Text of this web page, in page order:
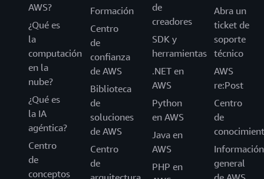
AWS?
¿Qué es
la
computación
en la
nube?
¿Qué es
la IA
agéntica?
Centro
de
conceptos
Formación
Centro
de
confianza
de AWS
Biblioteca
de
soluciones
de AWS
Centro
de
de
creadores
SDK y
herramientas
.NET en
AWS
Python
en AWS
Java en
AWS
PHP en
Abra un
ticket de
soporte
técnico
AWS
re:Post
Centro
de
Información
general